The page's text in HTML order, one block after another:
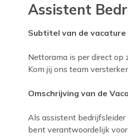
Assistent
Subtitel van de vacature
Nettorama is per direct op
Kom jij ons team
Omschrijving van de
Als assistent bedrijfsleider
bent verantwoordelijk